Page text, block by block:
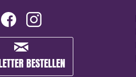
BESTELLEN